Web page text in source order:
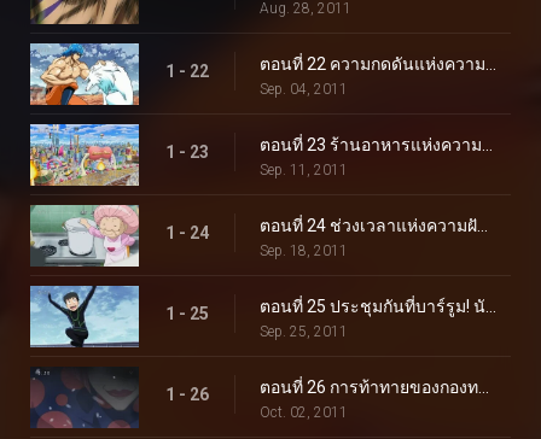
Aug. 28, 2011
1 - 22
Sep. 04, 2011
1 - 23
Sep. 11, 2011
1 - 24
Sep. 18, 2011
1 - 25
Sep. 25, 2011
1 - 26
Oct. 02, 2011